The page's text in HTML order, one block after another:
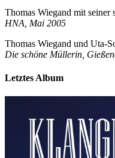
Thomas Wiegand mit seiner
HNA, Mai 2005
Thomas Wiegand und Uta-
Die schöne Müllerin,
Letztes Album